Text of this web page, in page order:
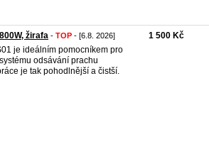
žirafa - TOP - [6.8. 2026]
je ideálním pomocníkem pro
odsávání prachu
je tak pohodlnější a čistší.
1 500 Kč